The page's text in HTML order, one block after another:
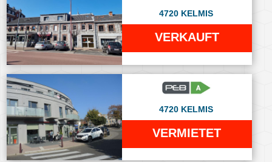
4720 KELMIS
VERKAUFT
4720 KELMIS
VERMIETET